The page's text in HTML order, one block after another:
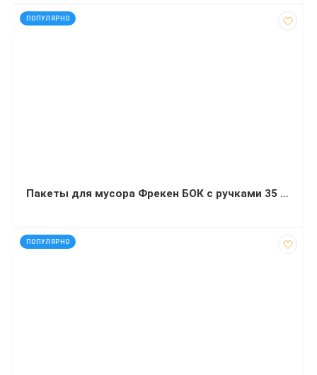
ПОПУЛЯРНО
код: 4406
Пакеты для мусора Фрекен БОК с ручками 35 л синие 50 штук
ПОПУЛЯРНО
код: 17075